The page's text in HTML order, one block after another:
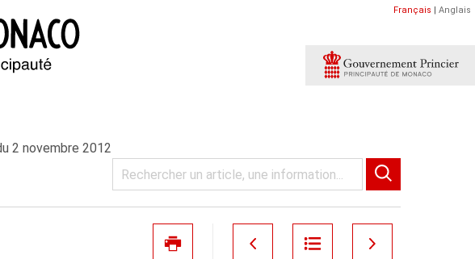
Français | Anglais
2 novembre 2012